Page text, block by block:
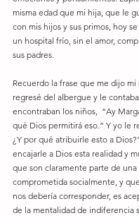
misma edad que mi hija, que le
con mis hijos y sus primos, hoy
un hospital frío, sin el amor,
sus padres.
Recuerdo la frase que me dijo mi
regresé del albergue y le
encontraban los niños,  “Ay
qué Dios permitirá eso.” Y yo le
¿Y por qué atribuirle esto a
encajarle a Dios esta realidad y
que son claramente parte de
comprometida socialmente, y
nos debería corresponder, es
de la mentalidad de indiferencia